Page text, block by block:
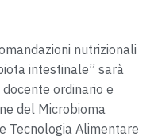
nutrizionali
intestinale” sarà
docente ordinario e
del Microbioma
Tecnologia Alimentare